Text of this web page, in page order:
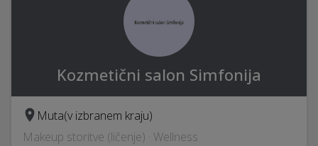
Kozmetični salon Simfonija
Muta(v izbranem kraju)
Makeup storitve (ličenje) · Wellness